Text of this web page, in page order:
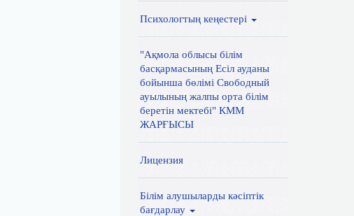
Психологтың кеңестері
"Ақмола облысы білім
басқармасының Есіл ауданы
бойынша бөлімі Свободный
ауылының жалпы орта білім
беретін мектебі" КММ
ЖАРҒЫСЫ
Лицензия
Білім алушыларды кәсіптік
бағдарлау